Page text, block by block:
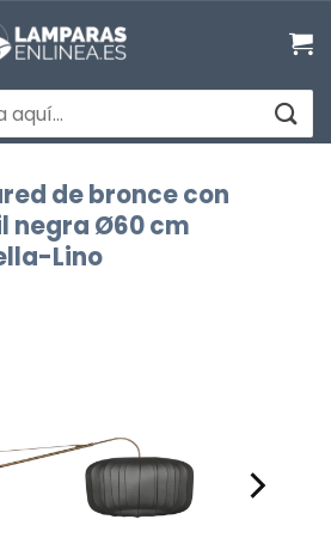
de bronce con
negra Ø60 cm
Lino